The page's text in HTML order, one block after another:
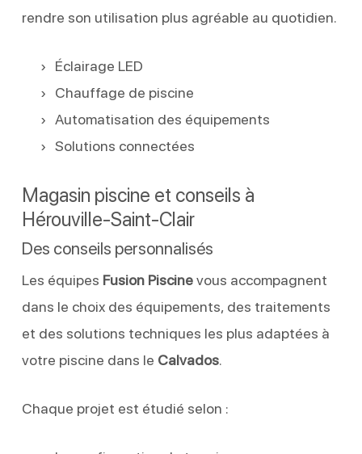
rendre son utilisation plus agréable au quotidien.
Éclairage LED
Chauffage de piscine
Automatisation des équipements
Solutions connectées
Magasin piscine et conseils à
Hérouville-Saint-Clair
Des conseils personnalisés
Les équipes Fusion Piscinevous accompagnent
dans le choix des équipements, des traitements
et des solutions techniques les plus adaptées à
votre piscine dans le Calvados.
Chaque projet est étudié selon :